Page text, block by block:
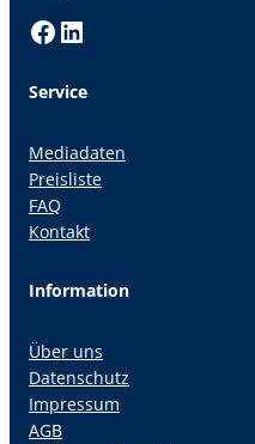
Facebook LinkedIn
Service
Mediadaten
Preisliste
FAQ
Kontakt
Information
Über uns
Datenschutz
Impressum
AGB